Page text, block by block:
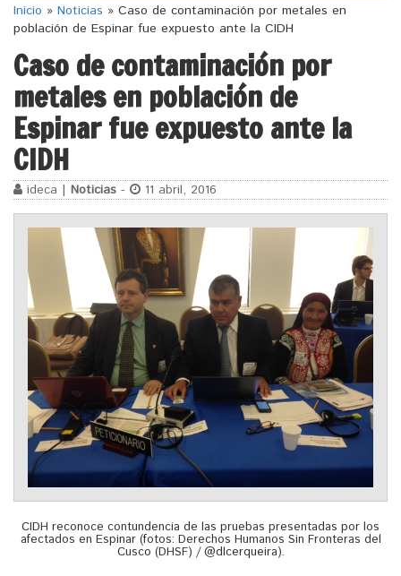
Inicio » Noticias » Caso de contaminación por metales en
población de Espinar fue expuesto ante la CIDH
Caso de contaminación por
metales en población de
Espinar fue expuesto ante la
CIDH
ideca | Noticias - 11 abril, 2016
CIDH reconoce contundencia de las pruebas presentadas por los
afectados en Espinar (fotos: Derechos Humanos Sin Fronteras del
Cusco (DHSF) / @dlcerqueira).